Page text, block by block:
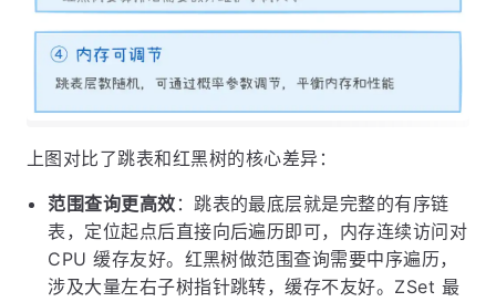
上图对比了跳表和红黑树的核心差异：
范围查询更高效 ：跳表的最底层就是完整的有序链
表，定位起点后直接向后遍历即可，内存连续访问对
CPU 缓存友好。红黑树做范围查询需要中序遍历，
涉及大量左右子树指针跳转，缓存不友好。ZSet 最